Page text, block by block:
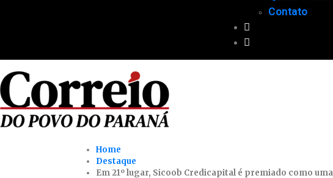
Contato
Home
Destaque
Em 21º lugar, Sicoob Credicapital é premiado como